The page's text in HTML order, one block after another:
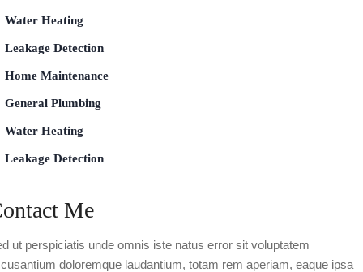
Water Heating
Leakage Detection
Home Maintenance
General Plumbing
Water Heating
Leakage Detection
Me
ut perspiciatis unde omnis iste natus error sit voluptatem
doloremque laudantium, totam rem aperiam, eaque ipsa